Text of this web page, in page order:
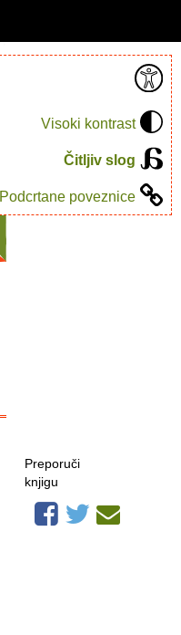
Visoki kontrast
Čitljiv slog
Podcrtane poveznice
Preporuči
knjigu